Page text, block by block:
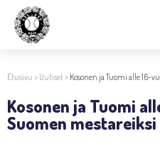
Etusivu > Uutiset> Kosonen ja Tuomi alle 16-
Kosonen ja Tuomi
Suomen mestareiksi